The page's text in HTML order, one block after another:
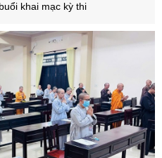
khai mạc kỳ thi